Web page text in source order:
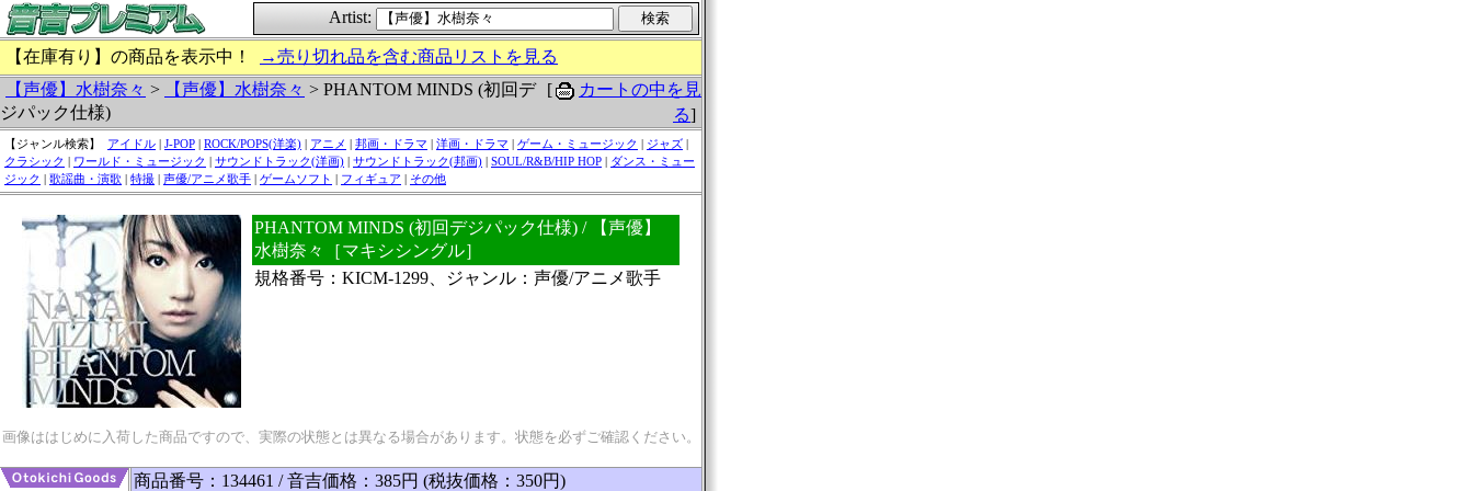
Artist:
【在庫有り】の商品を表示中！
→売り切れ品を含む商品リストを見る
【声優】水樹奈々 > 【声優】水樹奈々 > PHANTOM MINDS (初回デ
ジパック仕様)
[
カートの中を見
る]
【ジャンル検索】 アイドル | J-POP | ROCK/POPS(洋楽) | アニメ | 邦画・ドラマ | 洋画・ドラマ | ゲーム・ミュージック | ジャズ |
クラシック | ワールド・ミュージック | サウンドトラック(洋画) | サウンドトラック(邦画) | SOUL/R&B/HIP HOP | ダンス・ミュー
ジック | 歌謡曲・演歌 | 特撮 | 声優/アニメ歌手 | ゲームソフト | フィギュア | その他
PHANTOM MINDS (初回デジパック仕様) / 【声優】
水樹奈々［マキシシングル］
規格番号：KICM-1299、ジャンル：声優/アニメ歌手
画像ははじめに入荷した商品ですので、実際の状態とは異なる場合があります。状態を必ずご確認ください。
商品番号：134461 / 音吉価格：385円 (税抜価格：350円)